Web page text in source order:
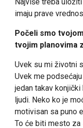
imaju prave
Počeli smo
tvojim planovima
Uvek su mi životni
Uvek me
jedan takav
ljudi. Neko ko je
motivisan sa puno
To će biti mesto za